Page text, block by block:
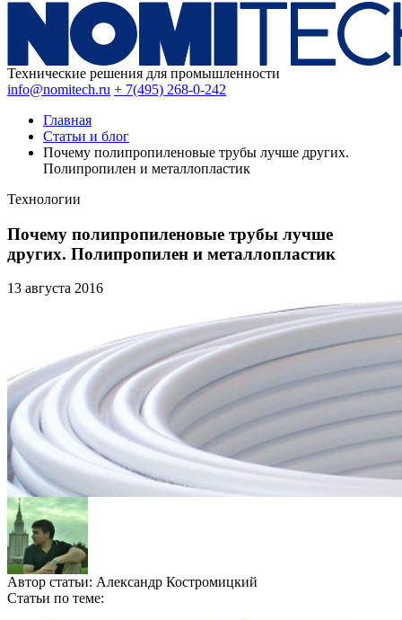
Технические решения для промышленности
info@nomitech.ru + 7(495) 268-0-242
Главная
Статьи и блог
Почему полипропиленовые трубы лучше других.
Полипропилен и металлопластик
Технологии
Почему полипропиленовые трубы лучше
других. Полипропилен и металлопластик
13 августа 2016
Автор статьи: Александр Костромицкий
Статьи по теме: